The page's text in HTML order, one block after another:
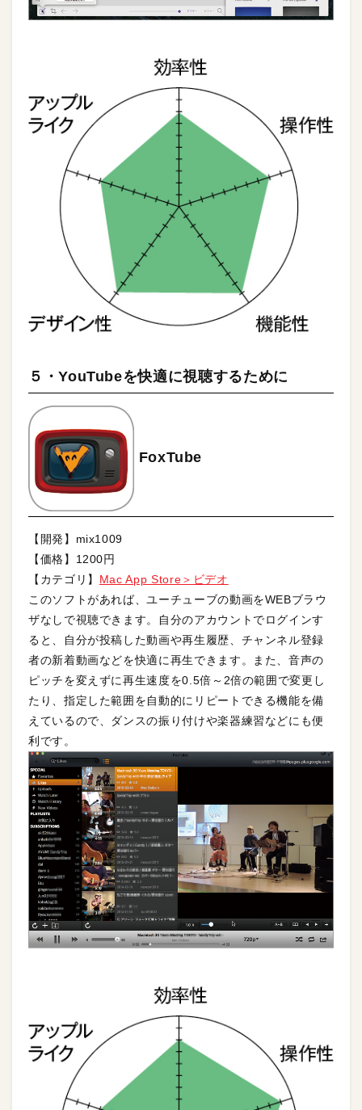
５・YouTubeを快適に視聴するために
FoxTube
【開発】mix1009
【価格】1200円
【カテゴリ】 Mac App Store＞ビデオ
このソフトがあれば、ユーチューブの動画をWEBブラウ
ザなしで視聴できます。自分のアカウントでログインす
ると、自分が投稿した動画や再生履歴、チャンネル登録
者の新着動画などを快適に再生できます。また、音声の
ピッチを変えずに再生速度を0.5倍～2倍の範囲で変更し
たり、指定した範囲を自動的にリピートできる機能を備
えているので、ダンスの振り付けや楽器練習などにも便
利です。